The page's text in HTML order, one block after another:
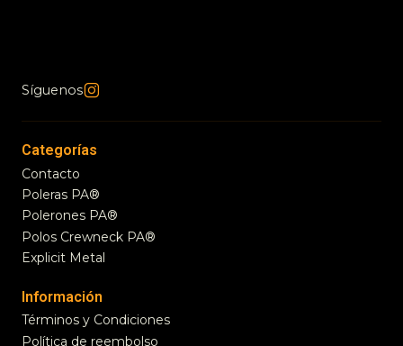
Síguenos
Categorías
Contacto
Poleras PA®
Polerones PA®
Polos Crewneck PA®
Explicit Metal
Información
Términos y Condiciones
Política de reembolso